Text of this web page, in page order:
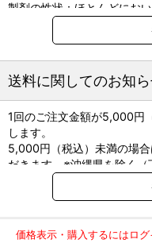
製剤の性状：ほとんどにお
貯法：室温保存
送料に関してのお知
1回のご注文金額が5,000円
します。
5,000円（税込）未満の場
だきます。※沖縄県を除く（
※2017年11月14日（火）よ
回のご注文金額（税込）が
ご了承のほどよろしくお願
弊社都合でお届けが２回以
価格表示・購入するにはログ